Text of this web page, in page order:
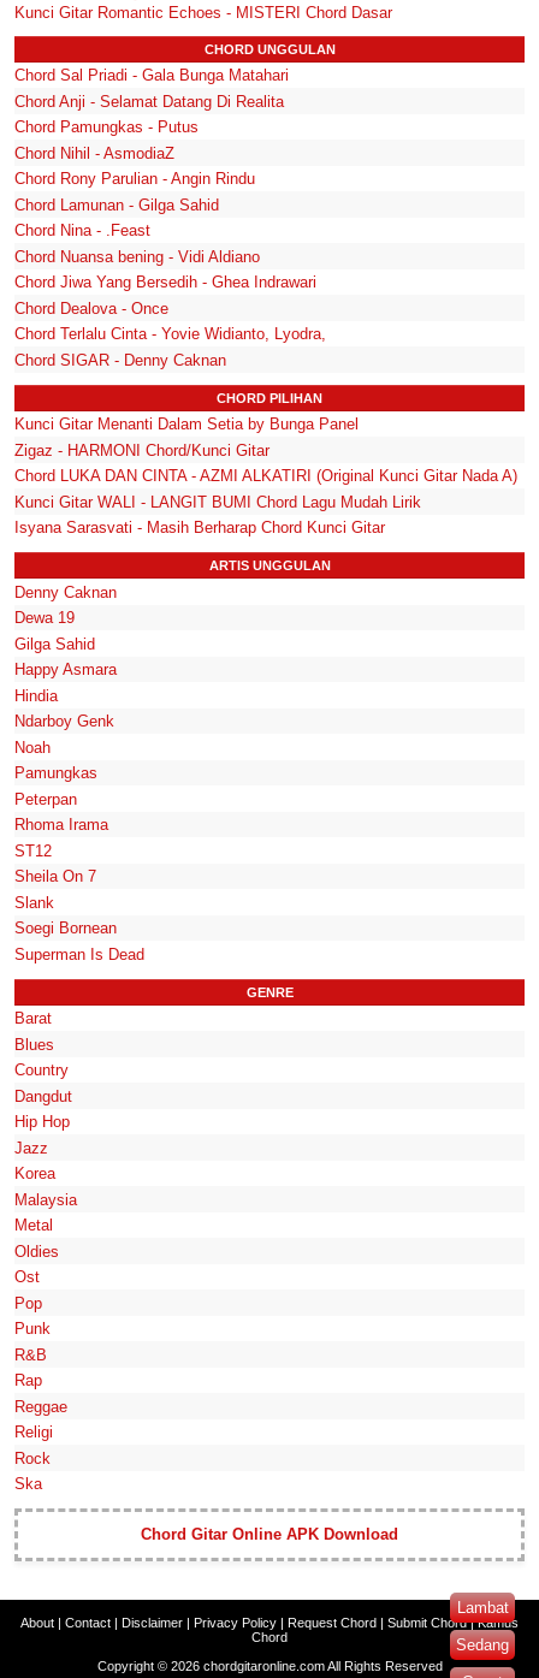
Lambat
Sedang
Kunci Gitar Romantic Echoes - MISTERI Chord Dasar
CHORD UNGGULAN
Chord Sal Priadi - Gala Bunga Matahari
Chord Anji - Selamat Datang Di Realita
Chord Pamungkas - Putus
Chord Nihil - AsmodiaZ
Chord Rony Parulian - Angin Rindu
Chord Lamunan - Gilga Sahid
Chord Nina - .Feast
Chord Nuansa bening - Vidi Aldiano
Chord Jiwa Yang Bersedih - Ghea Indrawari
Chord Dealova - Once
Chord Terlalu Cinta - Yovie Widianto, Lyodra,
Chord SIGAR - Denny Caknan
CHORD PILIHAN
Kunci Gitar Menanti Dalam Setia by Bunga Panel
Zigaz - HARMONI Chord/Kunci Gitar
Chord LUKA DAN CINTA - AZMI ALKATIRI (Original Kunci Gitar Nada A)
Kunci Gitar WALI - LANGIT BUMI Chord Lagu Mudah Lirik
Isyana Sarasvati - Masih Berharap Chord Kunci Gitar
ARTIS UNGGULAN
Denny Caknan
Dewa 19
Gilga Sahid
Happy Asmara
Hindia
Ndarboy Genk
Noah
Pamungkas
Peterpan
Rhoma Irama
ST12
Sheila On 7
Slank
Soegi Bornean
Superman Is Dead
GENRE
Barat
Blues
Country
Dangdut
Hip Hop
Jazz
Korea
Malaysia
Metal
Oldies
Ost
Pop
Punk
R&B
Rap
Reggae
Religi
Rock
Ska
Chord Gitar Online APK Download
About Contact Disclaimer Privacy Policy Request Chord Submit Chord|Kamus
Chord
Copyright © 2026 chordgitaronline.comAll Rights Reserved